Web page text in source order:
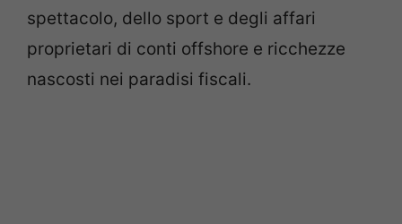
spettacolo, dello sport e degli affari
proprietari di conti offshore e ricchezze
nascosti nei paradisi fiscali.